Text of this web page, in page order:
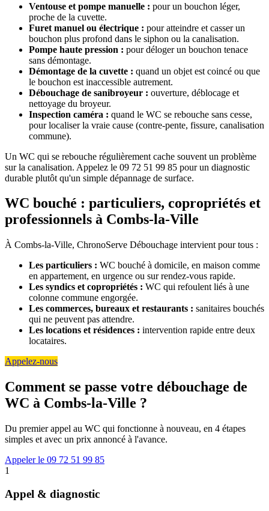
Ventouse et pompe manuelle : pour un bouchon léger,
proche de la cuvette.
Furet manuel ou électrique : pour atteindre et casser un
bouchon plus profond dans le siphon ou la canalisation.
Pompe haute pression : pour déloger un bouchon tenace
sans démontage.
Démontage de la cuvette : quand un objet est coincé ou que
le bouchon est inaccessible autrement.
Débouchage de sanibroyeur : ouverture, déblocage et
nettoyage du broyeur.
Inspection caméra : quand le WC se rebouche sans cesse,
pour localiser la vraie cause (contre-pente, fissure, canalisation
commune).
Un WC qui se rebouche régulièrement cache souvent un problème
sur la canalisation. Appelez le 09 72 51 99 85 pour un diagnostic
durable plutôt qu'un simple dépannage de surface.
WC bouché : particuliers, copropriétés et
professionnels à Combs-la-Ville
À Combs-la-Ville, ChronoServe Débouchage intervient pour tous :
Les particuliers : WC bouché à domicile, en maison comme
en appartement, en urgence ou sur rendez-vous rapide.
Les syndics et copropriétés : WC qui refoulent liés à une
colonne commune engorgée.
Les commerces, bureaux et restaurants : sanitaires bouchés
qui ne peuvent pas attendre.
Les locations et résidences : intervention rapide entre deux
locataires.
Appelez-nous
Comment se passe votre débouchage de
WC à Combs-la-Ville ?
Du premier appel au WC qui fonctionne à nouveau, en 4 étapes
simples et avec un prix annoncé à l'avance.
Appeler le 09 72 51 99 85
1
Appel & diagnostic